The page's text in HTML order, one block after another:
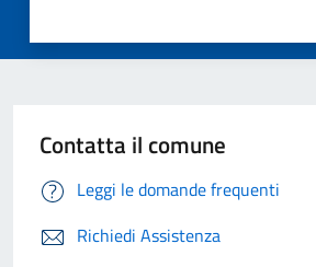
Contatta il comune
Leggi le domande frequenti
Richiedi Assistenza